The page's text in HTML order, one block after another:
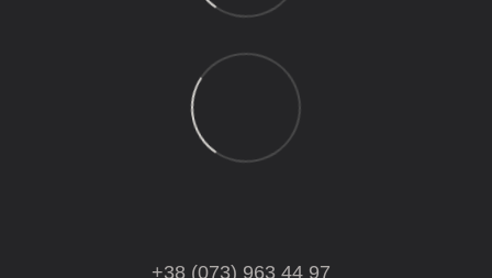
+38 (073) 963 44 97